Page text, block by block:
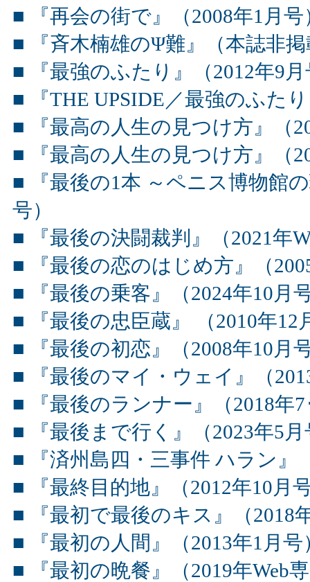
■ 『再会の街で』（2008年1月号
■ 『斉木楠雄のΨ難』（本誌非
■ 『最強のふたり』（2012年9
■ 『THE UPSIDE／最強のふた
■ 『最高の人生の見つけ方』（
■ 『最高の人生の見つけ方』（
■ 『最後の1本 ～ペニス博物館
号）
■ 『最後の決闘裁判』（2021年
■ 『最後の恋のはじめ方』（
■ 『最後の乗客』（2024年10月
■ 『最後の忠臣蔵』 （2010年12
■ 『最後の初恋』（2008年10月
■ 『最後のマイ・ウェイ』（
■ 『最後のランナー』（2018年
■ 『最後まで行く』（2023年5月
■ 『済州島四・三事件 ハラン』
■ 『最終目的地』（2012年10月
■ 『最初で最後のキス』（2018
■ 『最初の人間』（2013年1月号
■ 『最初の晩餐』（2019年Web